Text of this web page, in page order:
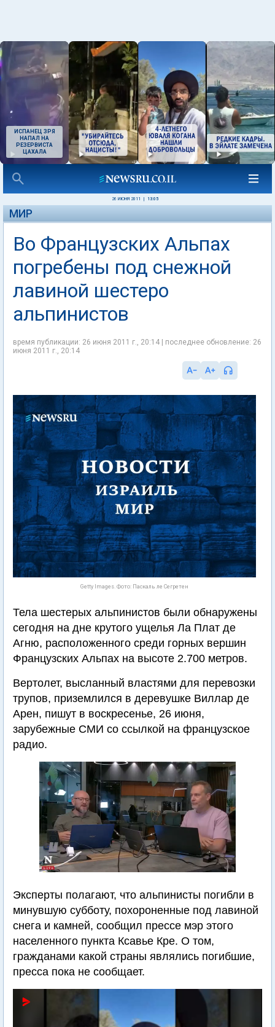
ИСПАНЕЦ ЗРЯ
НАПАЛ НА
РЕЗЕРВИСТА
ЦАХАЛА
26 ИЮНЯ 2011 13:05
МИР
Во Французских Альпах
погребены под снежной
лавиной шестеро
альпинистов
время публикации: 26 июня 2011 г., 20:14 | последнее обновление: 26
июня 2011 г., 20:14
Getty Images. Фото: Паскаль ле Сегретен
Тела шестерых альпинистов были обнаружены
сегодня на дне крутого ущелья Ла Плат де
Агню, расположенного среди горных вершин
Французских Альпах на высоте 2.700 метров.
Вертолет, высланный властями для перевозки
трупов, приземлился в деревушке Виллар де
Арен, пишут в воскресенье, 26 июня,
зарубежные СМИ со ссылкой на французское
радио.
Эксперты полагают, что альпинисты погибли в
минувшую субботу, похороненные под лавиной
снега и камней, сообщил прессе мэр этого
населенного пункта Ксавье Кре. О том,
гражданами какой страны являлись погибшие,
пресса пока не сообщает.